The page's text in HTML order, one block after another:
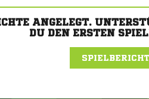
ANGELEGT.
DU DEN ERSTEN